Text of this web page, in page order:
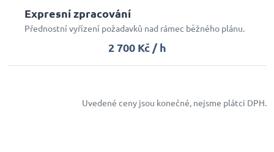
Expresní zpracování
Přednostní vyřízení požadavků nad rámec běžného plánu.
2 700 Kč / h
Uvedené ceny jsou konečné, nejsme plátci DPH.